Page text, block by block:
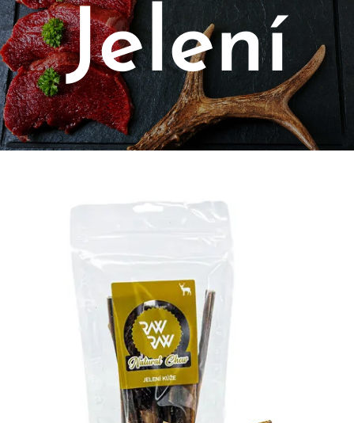
Jelení